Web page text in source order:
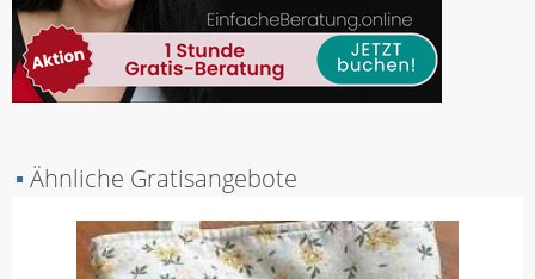
▪ Ähnliche Gratisangebote